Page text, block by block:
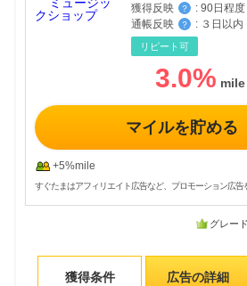
獲得反映
？ : 90日程度
通帳反映
？ : ３日以内
リピート可
3.0%
マイルを貯める
+5%mile
すぐたまはアフィリエイト広告など、プロモーション広告
グレー
獲得条件 広告の詳細